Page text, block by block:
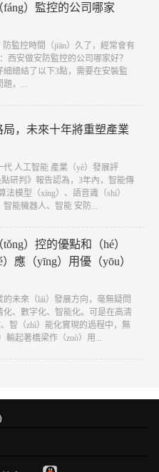
）監控的公司哪家
防監控時間（jiān）久了，經常會有
西安做安防監控的公司哪家好？
細總結了以下3點，需要在安裝監
，...
，未來十年將重塑產業
人工智能 產業（yè）發展評
點研判》報告認為，3年內，智能傳
法模型（xíng）、語音識（shí）
能機器人、智能 安防...
）控的優點和（hé）
應（yīng）用優（yōu）
的未來（lái）發展方向，毫無疑問
化、數字化、智能化。可是在高清
智（zhì）能化實現的過程中，無
輸起著橋梁作（zuò）用...